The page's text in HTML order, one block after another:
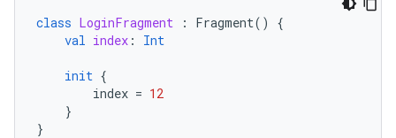
class LoginFragment : Fragment()
{
val index : Int
init {
index = 12
}
}